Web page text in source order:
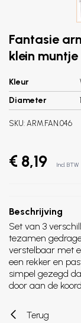
Fantasie
klein muntje
Kleur
Diameter
SKU: ARM.FAN.046
€ 8,19 Incl. BTW
Beschrijving
Set van 3
tezamen
verstelbaar met
een rekker en
simpel gezegd
door aan de
Terug